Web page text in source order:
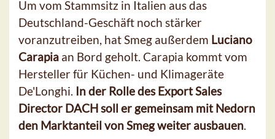
Um vom Stammsitz in Italien aus das
Deutschland-Geschäft noch stärker
voranzutreiben, hat Smeg außerdem Luciano
Carapia an Bord geholt. Carapia kommt vom
Hersteller für Küchen- und Klimageräte
De'Longhi. In der Rolle des Export Sales
Director DACH soll er gemeinsam mit Nedorn
den Marktanteil von Smeg weiter ausbauen.